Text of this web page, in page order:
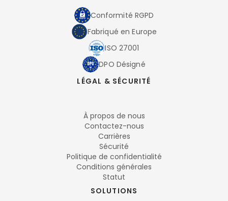
Conformité RGPD
Fabriqué en Europe
ISO 27001
DPO Désigné
LÉGAL & SÉCURITÉ
À propos de nous
Contactez-nous
Carrières
Sécurité
Politique de confidentialité
Conditions générales
Statut
SOLUTIONS